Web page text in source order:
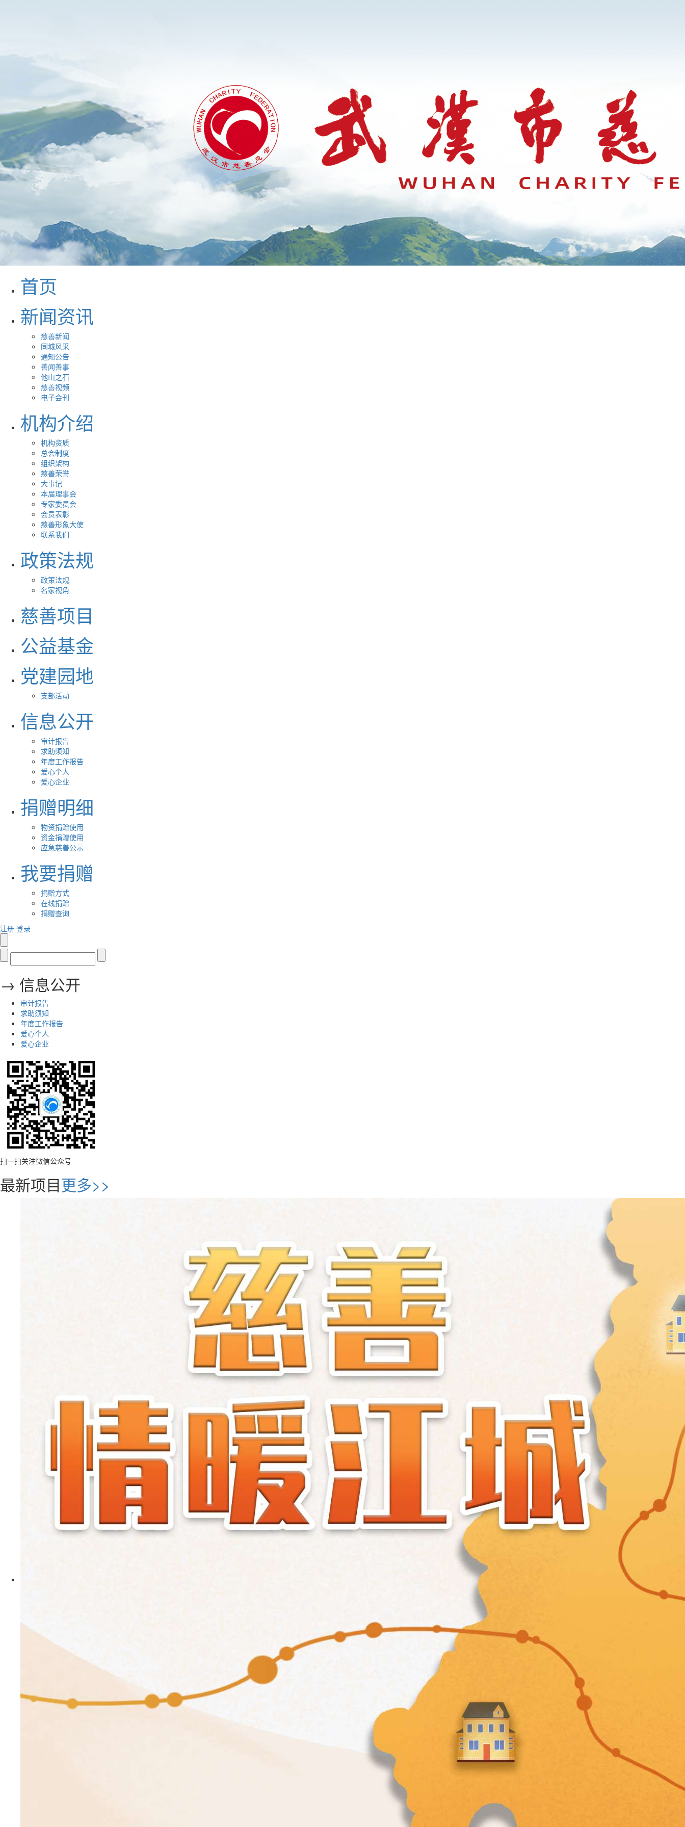
首页
新闻资讯
慈善新闻
同城风采
通知公告
善闻善事
他山之石
慈善视频
电子会刊
机构介绍
机构资质
总会制度
组织架构
慈善荣誉
大事记
本届理事会
专家委员会
会员表彰
慈善形象大使
联系我们
政策法规
政策法规
名家视角
慈善项目
公益基金
党建园地
支部活动
信息公开
审计报告
求助须知
年度工作报告
爱心个人
爱心企业
捐赠明细
物资捐赠使用
资金捐赠使用
应急慈善公示
我要捐赠
捐赠方式
在线捐赠
捐赠查询
注册 登录
→ 信息公开
审计报告
求助须知
年度工作报告
爱心个人
爱心企业
扫一扫关注微信公众号
最新项目更多>>